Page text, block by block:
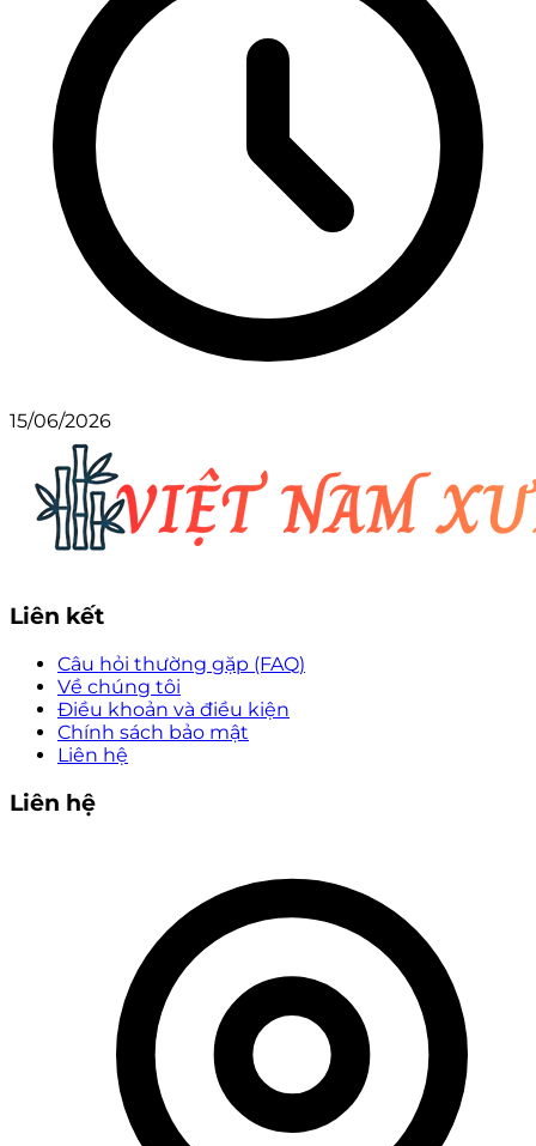
15/06/2026
Liên kết
Câu hỏi thường gặp (FAQ)
Về chúng tôi
Điều khoản và điều kiện
Chính sách bảo mật
Liên hệ
Liên hệ